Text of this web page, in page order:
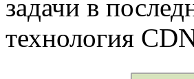
задачи в
технология